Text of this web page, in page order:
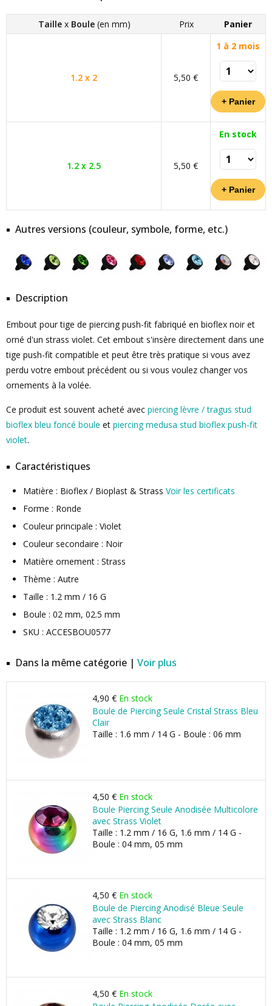
Taille x Boule (en mm) Prix Panier
1.2 x 2 5,50 €
1 à 2 mois
1.2 x 2.5 5,50 €
En stock
Autres versions (couleur, symbole, forme, etc.)
Description
Embout pour tige de piercing push-fit fabriqué en bioflex noir et
orné d'un strass violet. Cet embout s'insère directement dans une
tige push-fit compatible et peut être très pratique si vous avez
perdu votre embout précédent ou si vous voulez changer vos
ornements à la volée.
Ce produit est souvent acheté avec piercing lèvre / tragus stud
bioflex bleu foncé boule et piercing medusa stud bioflex push-fit
violet.
Caractéristiques
Matière : Bioflex / Bioplast & Strass Voir les certificats
Forme : Ronde
Couleur principale : Violet
Couleur secondaire : Noir
Matière ornement : Strass
Thème : Autre
Taille : 1.2 mm / 16 G
Boule : 02 mm, 02.5 mm
SKU : ACCESBOU0577
Dans la même catégorie | Voir plus
4,90 € En stock
Boule de Piercing Seule Cristal Strass Bleu
Clair
Taille : 1.6 mm / 14 G - Boule : 06 mm
4,50 € En stock
Boule Piercing Seule Anodisée Multicolore
avec Strass Violet
Taille : 1.2 mm / 16 G, 1.6 mm / 14 G -
Boule : 04 mm, 05 mm
4,50 € En stock
Boule de Piercing Anodisé Bleue Seule
avec Strass Blanc
Taille : 1.2 mm / 16 G, 1.6 mm / 14 G -
Boule : 04 mm, 05 mm
4,50 € En stock